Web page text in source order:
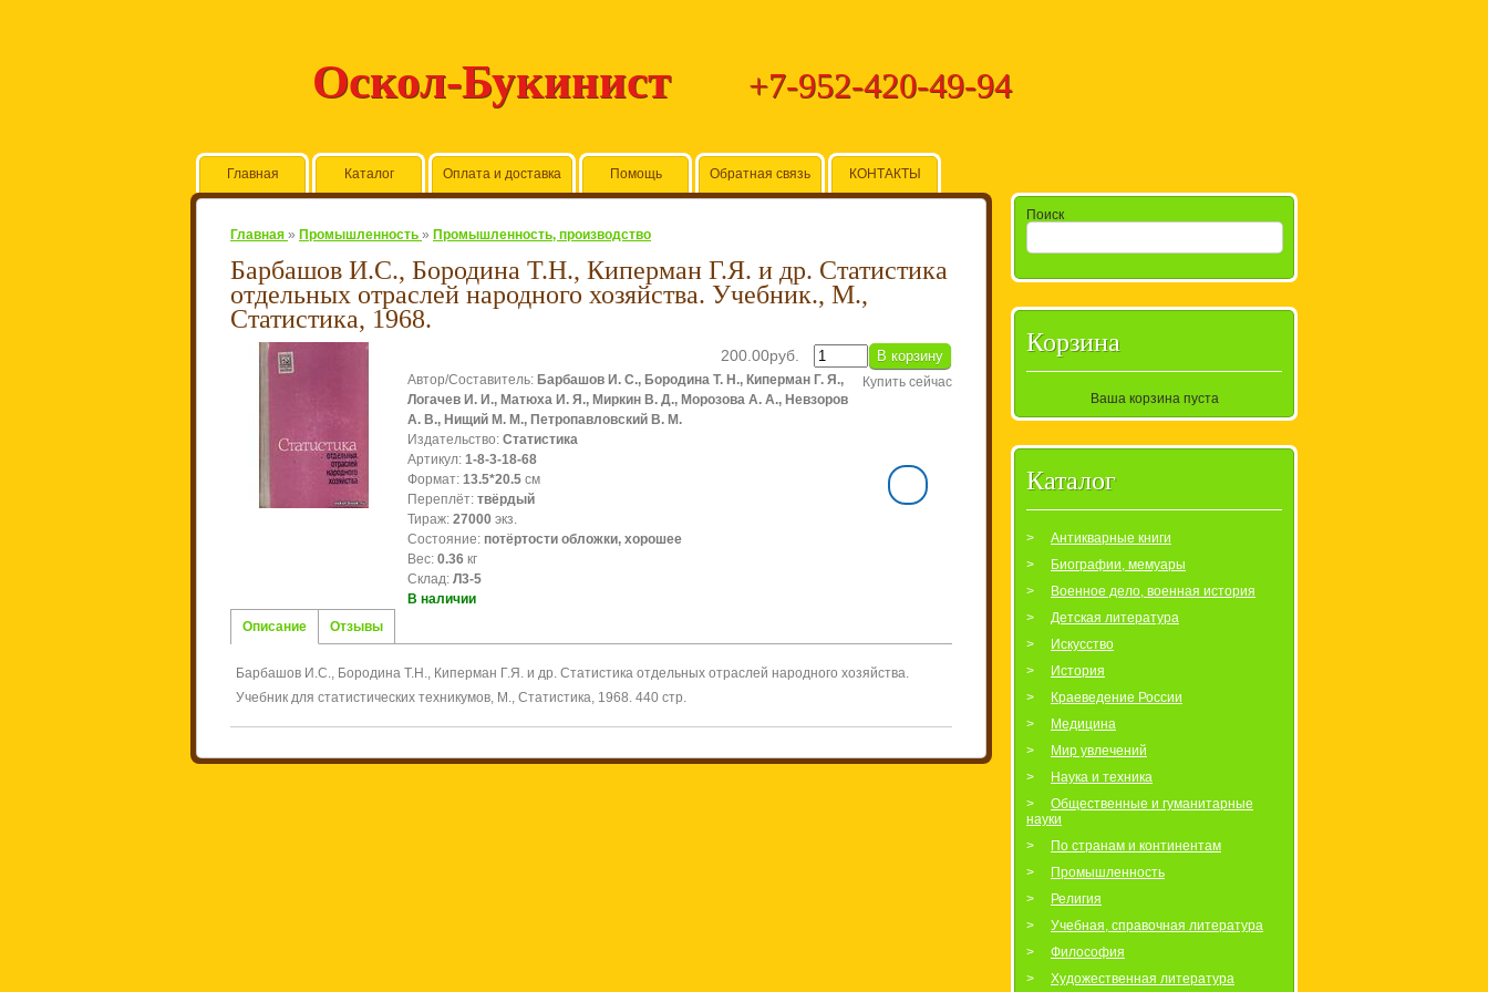
Оскол-Букинист +7-952-420-49-94
Главная Каталог Оплата и доставка Помощь Обратная связь КОНТАКТЫ
Главная » Промышленность » Промышленность, производство
Барбашов И.С., Бородина Т.Н., Киперман Г.Я. и др. Статистика
отдельных отраслей народного хозяйства. Учебник., М.,
Статистика, 1968.
200.00руб.
Автор/Составитель: Барбашов И. С., Бородина Т. Н., Киперман Г. Я.,
Логачев И. И., Матюха И. Я., Миркин В. Д., Морозова А. А., Невзоров
А. В., Нищий М. М., Петропавловский В. М.
Издательство: Статистика
Артикул: 1-8-3-18-68
Формат: 13.5*20.5 см
Переплёт: твёрдый
Тираж: 27000 экз.
Состояние: потёртости обложки, хорошее
Вес: 0.36 кг
Склад: Л3-5
В наличии
Купить сейчас
Описание Отзывы
Барбашов И.С., Бородина Т.Н., Киперман Г.Я. и др. Статистика отдельных отраслей народного хозяйства.
Учебник для статистических техникумов, М., Статистика, 1968. 440 стр.
Поиск
Корзина
Ваша корзина пуста
Каталог
Антикварные книги
Биографии, мемуары
Военное дело, военная история
Детская литература
Искусство
История
Краеведение России
Медицина
Мир увлечений
Наука и техника
Общественные и гуманитарные
науки
По странам и континентам
Промышленность
Религия
Учебная, справочная литература
Философия
Художественная литература